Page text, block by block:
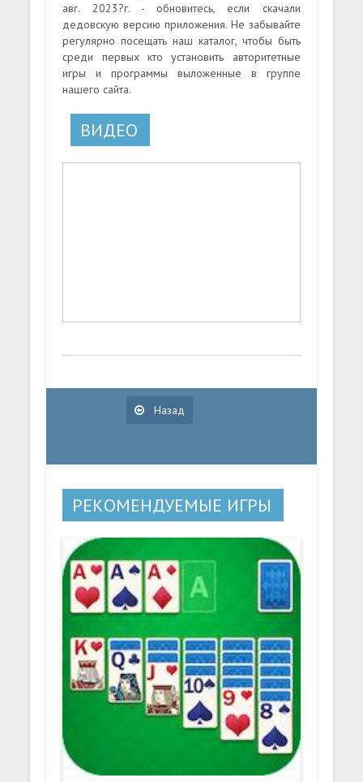
авг. 2023?г. - обновитесь, если скачали
дедовскую версию приложения. Не забывайте
регулярно посещать наш каталог, чтобы быть
среди первых кто установить авторитетные
игры и программы выложенные в группе
нашего сайта.
ВИДЕО
Назад
РЕКОМЕНДУЕМЫЕ ИГРЫ